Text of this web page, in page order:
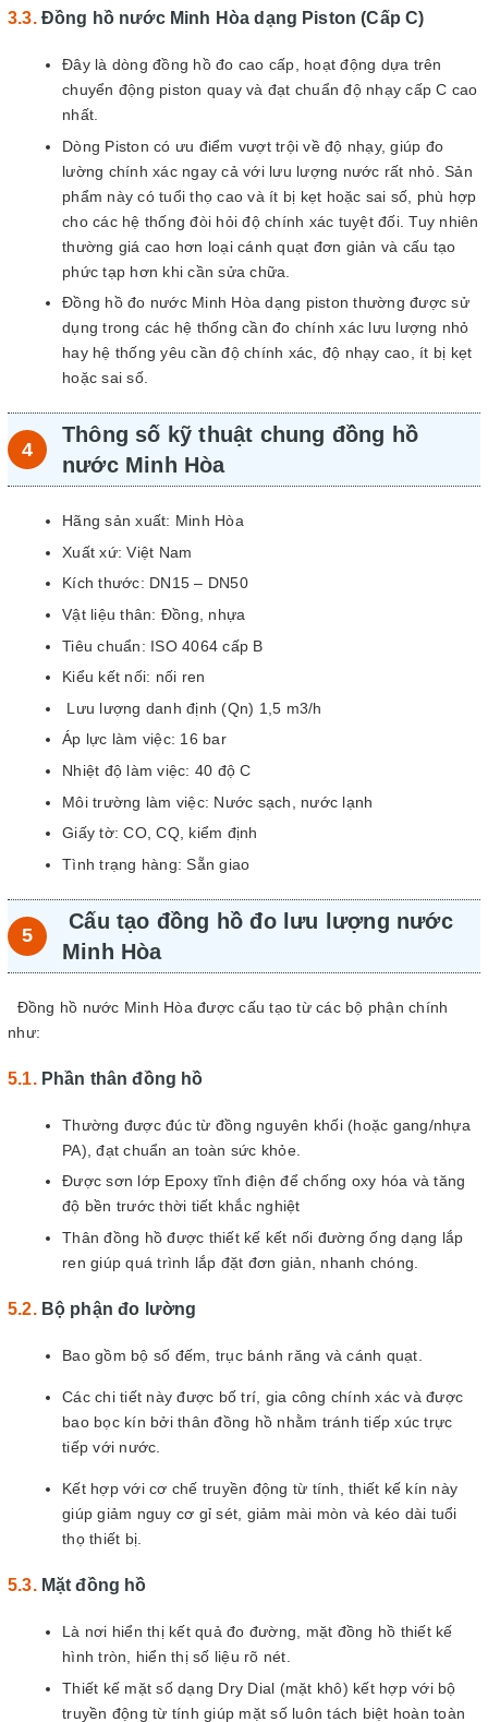
Đồng hồ nước Minh Hòa dạng Piston (Cấp C)
Đây là dòng đồng hồ đo cao cấp, hoạt động dựa trên
chuyển động piston quay và đạt chuẩn độ nhạy cấp C cao
nhất.
Dòng Piston có ưu điểm vượt trội về độ nhạy, giúp đo
lường chính xác ngay cả với lưu lượng nước rất nhỏ. Sản
phẩm này có tuổi thọ cao và ít bị kẹt hoặc sai số, phù hợp
cho các hệ thống đòi hỏi độ chính xác tuyệt đối. Tuy nhiên
thường giá cao hơn loại cánh quạt đơn giản và cấu tạo
phức tạp hơn khi cần sửa chữa.
Đồng hồ đo nước Minh Hòa dạng piston thường được sử
dụng trong các hệ thống cần đo chính xác lưu lượng nhỏ
hay hệ thống yêu cần độ chính xác, độ nhạy cao, ít bị kẹt
hoặc sai số.
Thông số kỹ thuật chung đồng hồ
nước Minh Hòa
Hãng sản xuất: Minh Hòa
Xuất xứ: Việt Nam
Kích thước: DN15 – DN50
Vật liệu thân: Đồng, nhựa
Tiêu chuẩn: ISO 4064 cấp B
Kiểu kết nối: nối ren
Lưu lượng danh định (Qn) 1,5 m3/h
Áp lực làm việc: 16 bar
Nhiệt độ làm việc: 40 độ C
Môi trường làm việc: Nước sạch, nước lạnh
Giấy tờ: CO, CQ, kiểm định
Tình trạng hàng: Sẵn giao
Cấu tạo đồng hồ đo lưu lượng nước
Minh Hòa
Đồng hồ nước Minh Hòa được cấu tạo từ các bộ phận chính
như:
Phần thân đồng hồ
Thường được đúc từ đồng nguyên khối (hoặc gang/nhựa
PA), đạt chuẩn an toàn sức khỏe.
Được sơn lớp Epoxy tĩnh điện để chống oxy hóa và tăng
độ bền trước thời tiết khắc nghiệt
Thân đồng hồ được thiết kế kết nối đường ống dạng lắp
ren giúp quá trình lắp đặt đơn giản, nhanh chóng.
Bộ phận đo lường
Bao gồm bộ số đếm, trục bánh răng và cánh quạt.
Các chi tiết này được bố trí, gia công chính xác và được
bao bọc kín bởi thân đồng hồ nhằm tránh tiếp xúc trực
tiếp với nước.
Kết hợp với cơ chế truyền động từ tính, thiết kế kín này
giúp giảm nguy cơ gỉ sét, giảm mài mòn và kéo dài tuổi
thọ thiết bị.
Mặt đồng hồ
Là nơi hiển thị kết quả đo đường, mặt đồng hồ thiết kế
hình tròn, hiển thị số liệu rõ nét.
Thiết kế mặt số dạng Dry Dial (mặt khô) kết hợp với bộ
truyền động từ tính giúp mặt số luôn tách biệt hoàn toàn